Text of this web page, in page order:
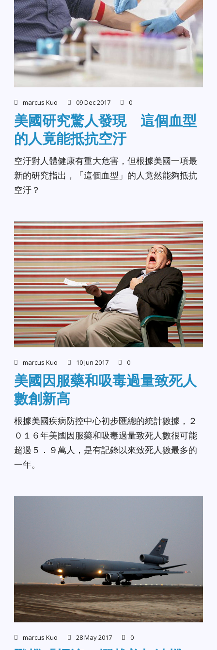
marcus Kuo 09 Dec 2017 0
美國研究驚人發現 這個血型
的人竟能抵抗空汙
空汙對人體健康有重大危害，但根據美國一項最
新的研究指出，「這個血型」的人竟然能夠抵抗
空汙？
marcus Kuo 10 Jun 2017 0
美國因服藥和吸毒過量致死人
數創新高
根據美國疾病防控中心初步匯總的統計數據，２
０１６年美國因服藥和吸毒過量致死人數很可能
超過５．９萬人，是有記錄以來致死人數最多的
一年。
marcus Kuo 28 May 2017 0